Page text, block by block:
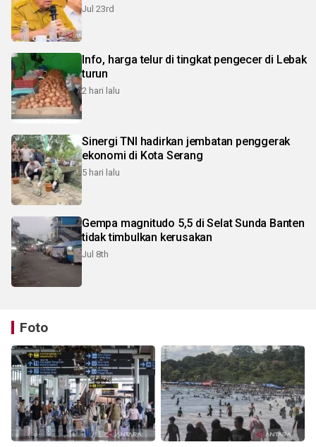
Jul 23rd
Info, harga telur di tingkat pengecer di Lebak
turun
2 hari lalu
Sinergi TNI hadirkan jembatan penggerak
ekonomi di Kota Serang
5 hari lalu
Gempa magnitudo 5,5 di Selat Sunda Banten
tidak timbulkan kerusakan
Jul 8th
Foto